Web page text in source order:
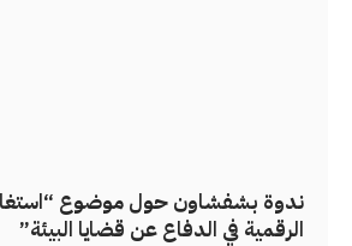
ندوة بشفشاون حول موضوع
الرقمية في الدفاع عن قضايا البيئة”